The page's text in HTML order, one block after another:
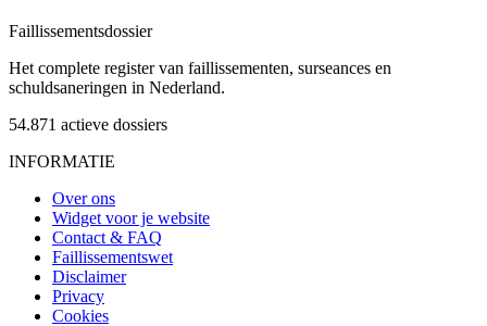
Faillissementsdossier
Het complete register van faillissementen, surseances en
schuldsaneringen in Nederland.
54.871 actieve dossiers
INFORMATIE
Over ons
Widget voor je website
Contact & FAQ
Faillissementswet
Disclaimer
Privacy
Cookies